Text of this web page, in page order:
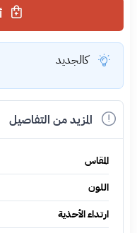
كالجديد
المزيد من التفاصيل
المقاس
اللون
ارتداء الأحذية